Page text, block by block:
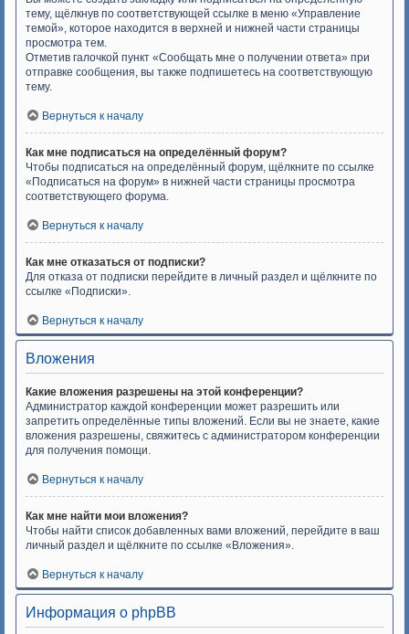
тему, щёлкнув по соответствующей ссылке в меню «Управление
темой», которое находится в верхней и нижней части страницы
просмотра тем.
Отметив галочкой пункт «Сообщать мне о получении ответа» при
отправке сообщения, вы также подпишетесь на соответствующую
тему.
Вернуться к началу
Как мне подписаться на определённый форум?
Чтобы подписаться на определённый форум, щёлкните по ссылке
«Подписаться на форум» в нижней части страницы просмотра
соответствующего форума.
Вернуться к началу
Как мне отказаться от подписки?
Для отказа от подписки перейдите в личный раздел и щёлкните по
ссылке «Подписки».
Вернуться к началу
Вложения
Какие вложения разрешены на этой конференции?
Администратор каждой конференции может разрешить или
запретить определённые типы вложений. Если вы не знаете, какие
вложения разрешены, свяжитесь с администратором конференции
для получения помощи.
Вернуться к началу
Как мне найти мои вложения?
Чтобы найти список добавленных вами вложений, перейдите в ваш
личный раздел и щёлкните по ссылке «Вложения».
Вернуться к началу
Информация о phpBB